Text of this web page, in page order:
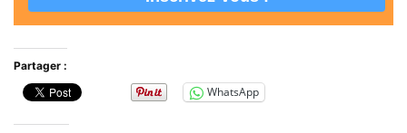
Partager :
WhatsApp